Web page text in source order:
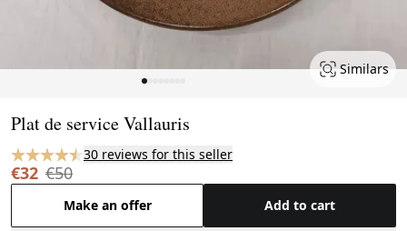
Similars
Plat de service Vallauris
30 reviews for this seller
€32 €50
Make an offer Add to cart